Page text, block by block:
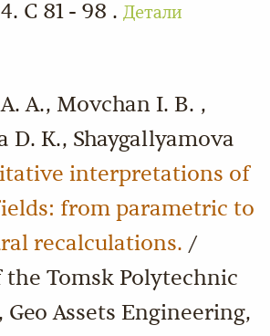
С 81 - 98 . Детали
A., Movchan I. B. ,
D. K., Shaygallyamova
interpretations of
from parametric to
recalculations. /
Tomsk Polytechnic
Assets Engineering,